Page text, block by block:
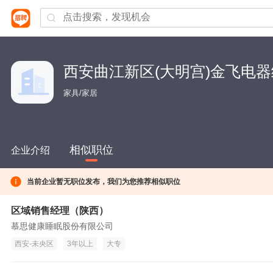
西安曲江新区(大明宫)金飞电
家具/家居
企业介绍 相似职位
当前企业暂无职位发布，我们为您推荐相似职位
区域销售经理（陕西）
慕思健康睡眠股份有限公司
西安-未央区 3年以上 大专